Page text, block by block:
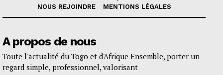
NOUS REJOINDRE
MENTIONS LÉGALES
A propos de nous
Toute l'actualité du Togo et d'Afrique Ensemble, porter un
regard simple, professionnel, valorisant